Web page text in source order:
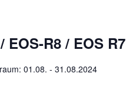
R8 / EOS R7
01.08. - 31.08.2024